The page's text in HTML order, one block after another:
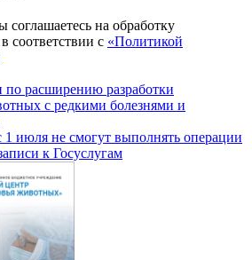
на обработку
соответствии с «Политикой
по расширению разработки
с редкими болезнями и
июля не смогут выполнять операции
к Госуслугам